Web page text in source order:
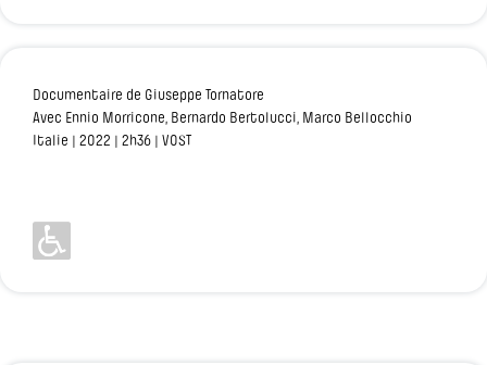
Documentaire de Giuseppe Tornatore
Avec Ennio Morricone, Bernardo Bertolucci, Marco Bellocchio
Italie | 2022 | 2h36 | VOST